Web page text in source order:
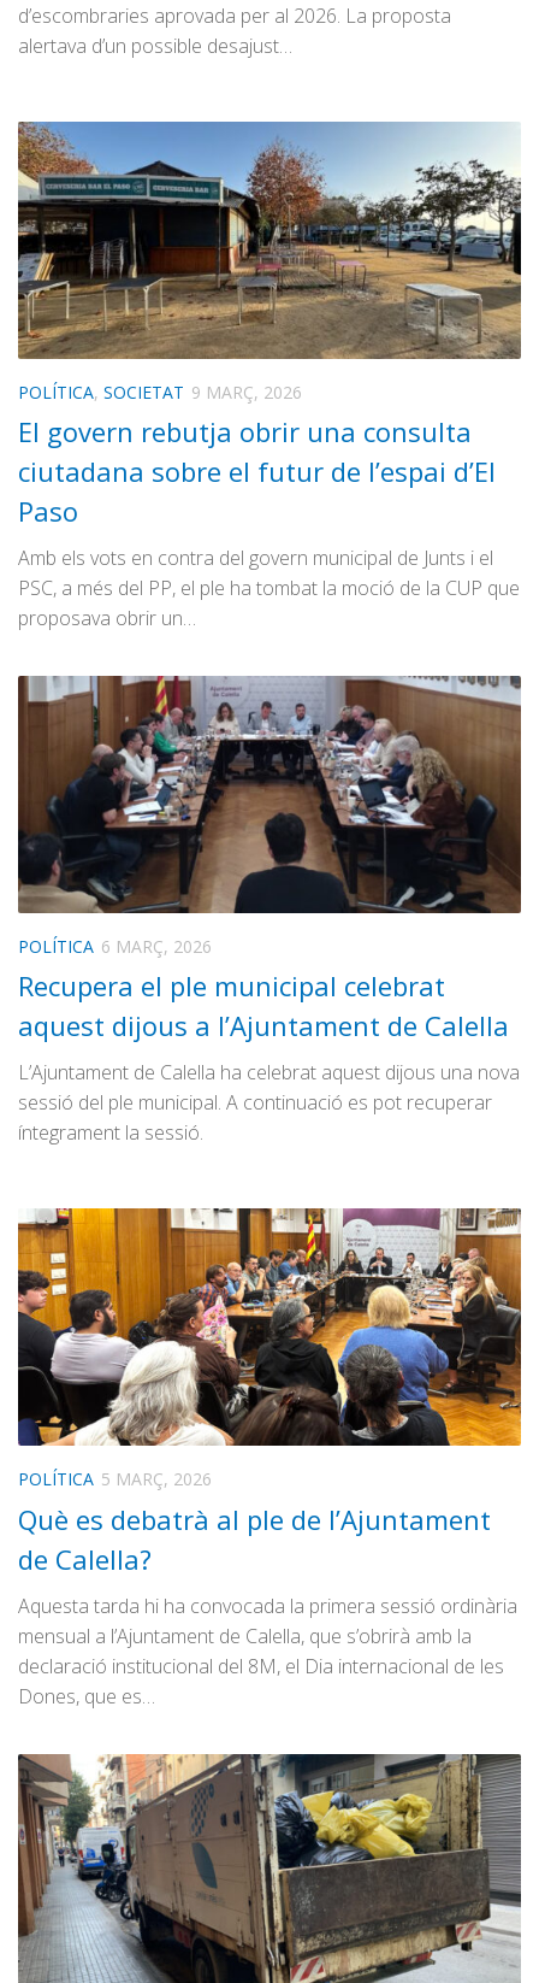
d’escombraries aprovada per al 2026. La proposta
alertava d’un possible desajust…
POLÍTICA, SOCIETAT 9 MARÇ, 2026
El govern rebutja obrir una consulta
ciutadana sobre el futur de l’espai d’El
Paso
Amb els vots en contra del govern municipal de Junts i el
PSC, a més del PP, el ple ha tombat la moció de la CUP que
proposava obrir un…
POLÍTICA 6 MARÇ, 2026
Recupera el ple municipal celebrat
aquest dijous a l’Ajuntament de Calella
L’Ajuntament de Calella ha celebrat aquest dijous una nova
sessió del ple municipal. A continuació es pot recuperar
íntegrament la sessió.
POLÍTICA 5 MARÇ, 2026
Què es debatrà al ple de l’Ajuntament
de Calella?
Aquesta tarda hi ha convocada la primera sessió ordinària
mensual a l’Ajuntament de Calella, que s’obrirà amb la
declaració institucional del 8M, el Dia internacional de les
Dones, que es…